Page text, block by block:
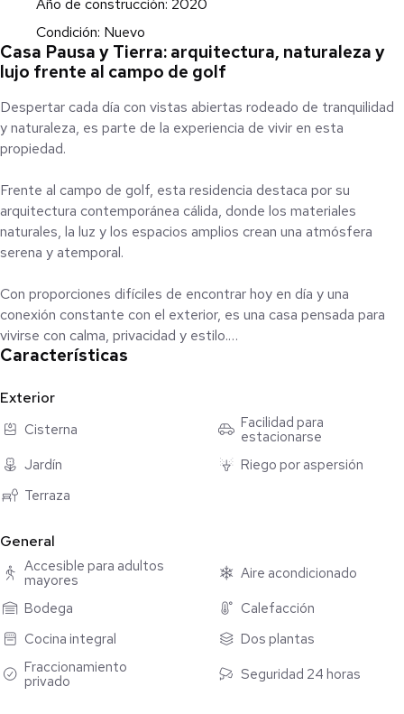
Año de construcción: 2020
Condición: Nuevo
Casa Pausa y Tierra: arquitectura, naturaleza y
lujo frente al campo de golf
Despertar cada día con vistas abiertas rodeado de tranquilidad
y naturaleza, es parte de la experiencia de vivir en esta
propiedad.
Frente al campo de golf, esta residencia destaca por su
arquitectura contemporánea cálida, donde los materiales
naturales, la luz y los espacios amplios crean una atmósfera
serena y atemporal.
Con proporciones difíciles de encontrar hoy en día y una
conexión constante con el exterior, es una casa pensada para
vivirse con calma, privacidad y estilo.
hace especialmente cómoda y funcional para la vida diaria. Sus
áreas sociales se integran de manera natural con el exterior,
creando espacios ideales para disfrutar del paisaje y la
tranquilidad del entorno.
Uno de los elementos que le da identidad a la propiedad son sus
compactada), un material natural que aporta textura, calidez y
carácter a los espacios.
La zona privada cuenta con tres recámaras diseñadas para
el entorno verde que rodea la propiedad.
Con 1,891 m² de terreno, 625 m² de construcción y
Características
Exterior
Cisterna
Facilidad para
estacionarse
Jardín
Riego por aspersión
Terraza
General
Accesible para adultos
mayores
Aire acondicionado
Bodega
Calefacción
Cocina integral
Dos plantas
Fraccionamiento
privado
Seguridad 24 horas